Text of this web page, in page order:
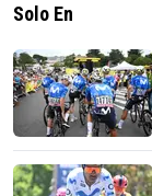
Solo En